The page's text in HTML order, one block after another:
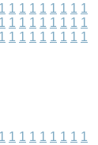
1 1 1 1 1 1 1 1 1
1 1 1 1 1 1 1 1 1
1 1 1 1 1 1 1 1 1
1 1 1 1 1 1 1 1 1